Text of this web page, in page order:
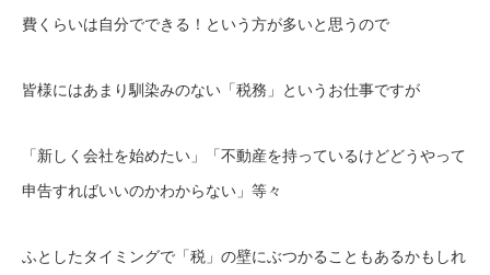
費くらいは自分でできる！という方が多いと思うので
皆様にはあまり馴染みのない「税務」というお仕事ですが
「新しく会社を始めたい」「不動産を持っているけどどうやって
申告すればいいのかわからない」等々
ふとしたタイミングで「税」の壁にぶつかることもあるかもしれ